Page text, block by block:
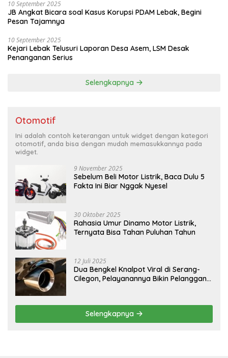
10 September 2025
JB Angkat Bicara soal Kasus Korupsi PDAM Lebak, Begini
Pesan Tajamnya
10 September 2025
Kejari Lebak Telusuri Laporan Desa Asem, LSM Desak
Penanganan Serius
Selengkapnya
Otomotif
Ini adalah contoh keterangan untuk widget dengan kategori
otomotif, anda bisa dengan mudah memasukkannya pada
widget.
9 November 2025
Sebelum Beli Motor Listrik, Baca Dulu 5
Fakta Ini Biar Nggak Nyesel
30 Oktober 2025
Rahasia Umur Dinamo Motor Listrik,
Ternyata Bisa Tahan Puluhan Tahun
12 Juli 2025
Dua Bengkel Knalpot Viral di Serang-
Cilegon, Pelayanannya Bikin Pelanggan
Selengkapnya